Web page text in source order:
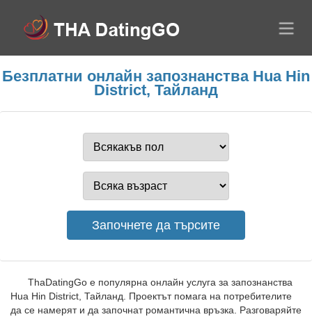
Безплатни онлайн запознанства Hua Hin
District, Тайланд
ThaDatingGo е популярна онлайн услуга за запознанства
Hua Hin District, Тайланд. Проектът помага на потребителите
да се намерят и да започнат романтична връзка. Разговаряйте